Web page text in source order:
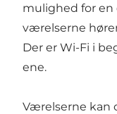
mulighed for en
værelserne
Der er Wi-Fi i
ene.
Værelserne kan